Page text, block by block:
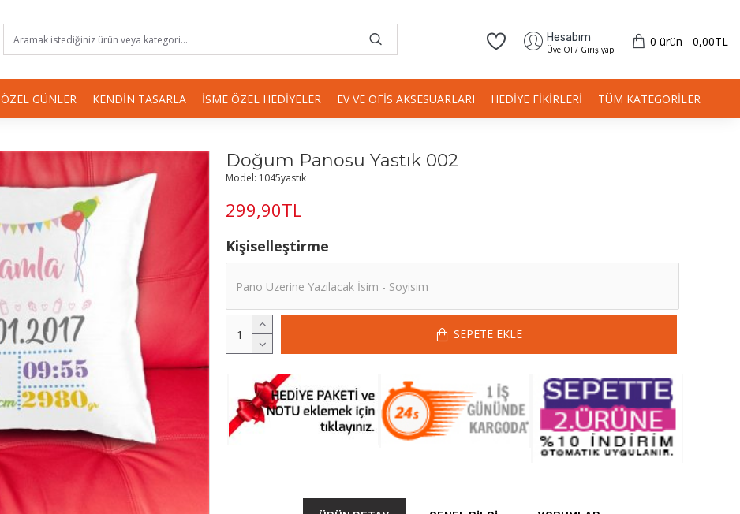
Hesabım
Üye Ol / Giriş yap
0 ürün - 0,00TL
ÖZEL GÜNLER KENDIN TASARLA İSME ÖZEL HEDIYELER EV VE OFIS AKSESUARLARI HEDIYE FIKIRLERI TÜM KATEGORILER
Doğum Panosu Yastık 002
299,90TL
Model: 1045yastık
Kişiselleştirme
SEPETE EKLE